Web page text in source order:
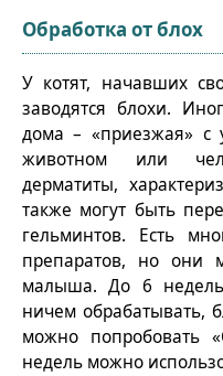
Обработка от блох
У котят, начавших
заводятся блохи.
дома – «приезжая»
животном или
дерматиты,
также могут быть
гельминтов. Есть
препаратов, но они
малыша. До 6 недель
ничем обрабатывать,
можно попробовать
недель можно